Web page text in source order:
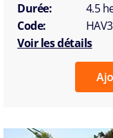
Durée:
4.5
Code:
Voir les détails